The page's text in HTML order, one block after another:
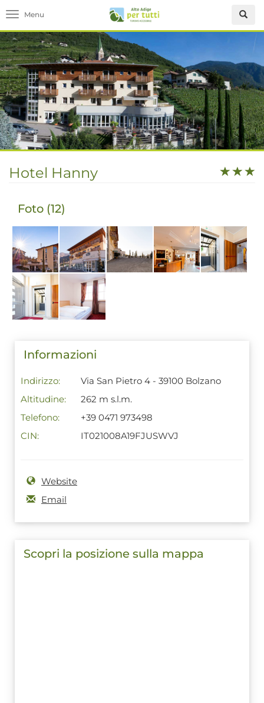
Toggle navigation
Hotel Hanny
Foto (12)
Informazioni
Indirizzo:
Via San Pietro 4 - 39100 Bolzano
Altitudine:
262 m s.l.m.
Telefono:
+39 0471 973498
CIN:
IT021008A19FJUSWVJ
Website
Email
Scopri la posizione sulla mappa